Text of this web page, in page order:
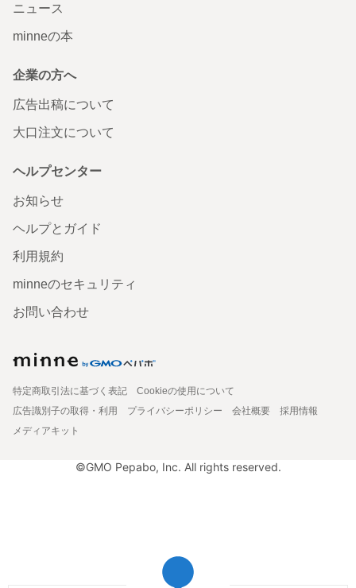
ニュース
minneの本
企業の方へ
広告出稿について
大口注文について
ヘルプセンター
お知らせ
ヘルプとガイド
利用規約
minneのセキュリティ
お問い合わせ
特定商取引法に基づく表記
Cookieの使用について
広告識別子の取得・利用
プライバシーポリシー 会社概要
採用情報
メディアキット
©GMO Pepabo, Inc. All rights reserved.